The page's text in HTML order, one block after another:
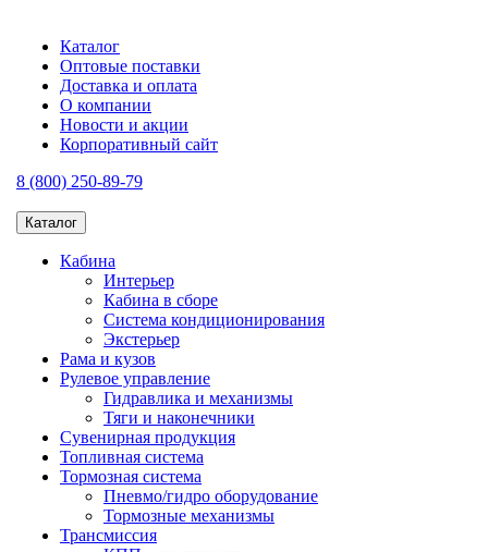
Каталог
Оптовые поставки
Доставка и оплата
О компании
Новости и акции
Корпоративный сайт
8 (800) 250-89-79
Каталог
Кабина
Интерьер
Кабина в сборе
Система кондиционирования
Экстерьер
Рама и кузов
Рулевое управление
Гидравлика и механизмы
Тяги и наконечники
Сувенирная продукция
Топливная система
Тормозная система
Пневмо/гидро оборудование
Тормозные механизмы
Трансмиссия